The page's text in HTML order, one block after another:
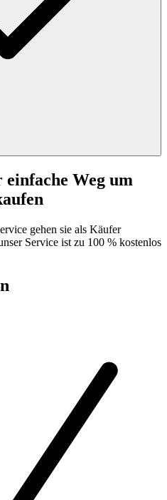
Weg um
gehen sie als Käufer
Service ist zu 100 % kostenlos